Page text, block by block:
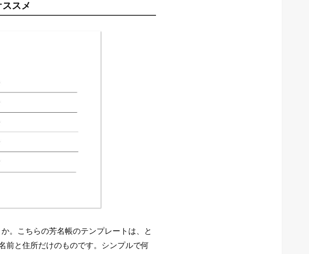
スメ
。こちらの芳名帳のテンプレートは、と
前と住所だけのものです。シンプルで何